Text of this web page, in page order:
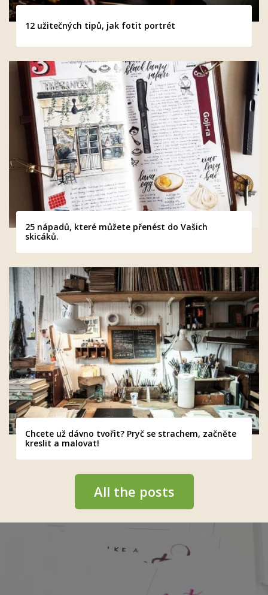
12 užitečných tipů, jak fotit portrét
25 nápadů, které můžete přenést do Vašich
skicáků.
Chcete už dávno tvořit? Pryč se strachem, začněte
kreslit a malovat!
All the posts